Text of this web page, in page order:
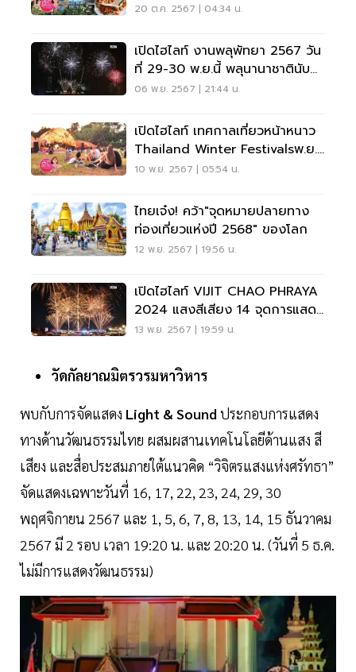
20 ต.ค. 2567 | 04:34 น.
เปิดไฮไลท์ งานพลุพัทยา 2567 วัน
ที่ 29-30 พ.ย.นี้ พลุนานาชาตินับ
หมื่นนัด
06 พ.ย. 2567 | 21:44 น.
เปิดไฮไลท์ เทศกาลเที่ยวหน้าหนาว
Thailand Winter Festivalsพ.ย.-
ธ.ค.นี้
10 พ.ย. 2567 | 05:54 น.
ไทยเจ๋ง! คว้า"จุดหมายปลายทาง
ท่องเที่ยวแห่งปี 2568" ของโลก
12 พ.ย. 2567 | 19:56 น.
เปิดไฮไลท์ VIJIT CHAO PHRAYA
2024 แสงสีเสียง 14 จุดการแสดง
16 พ.ย.-15 ธ.ค.นี้
13 พ.ย. 2567 | 19:59 น.
วัดกัลยาณมิตรวรมหาวิหาร
พบกับการจัดแสดง Light & Sound ประกอบการแสดง
ทางด้านวัฒนธรรมไทย ผสมผสานเทคโนโลยีด้านแสง สี
เสียง และสื่อประสมภายใต้แนวคิด “วิจิตรแสงแห่งศรัทธา”
จัดแสดงเฉพาะวันที่ 16, 17, 22, 23, 24, 29, 30
พฤศจิกายน 2567 และ 1, 5, 6, 7, 8, 13, 14, 15 ธันวาคม
2567 มี 2 รอบ เวลา 19:20 น. และ 20:20 น. (วันที่ 5 ธ.ค.
ไม่มีการแสดงวัฒนธรรม)